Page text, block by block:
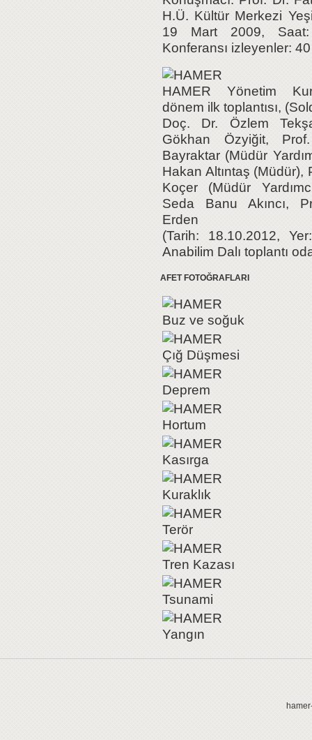
H.Ü. Kültür Merkezi
19 Mart 2009, Saat:
Konferansı izleyenler:
HAMER Yönetim
dönem ilk toplantısı,
Doç. Dr. Özlem
Gökhan Özyiğit,
Bayraktar (Müdür
Hakan Altıntaş (Müdür),
Koçer (Müdür
Seda Banu Akıncı,
Erden
(Tarih: 18.10.2012,
Anabilim Dalı toplantı
AFET FOTOĞRAFLARI
Buz ve soğuk
Çığ Düşmesi
Deprem
Hortum
Kasırga
Kuraklık
Terör
Tren Kazası
Tsunami
Yangın